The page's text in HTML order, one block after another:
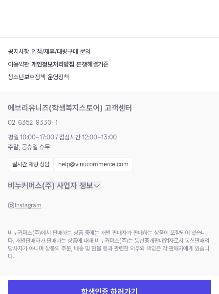
학생인증 하러가기
공지사항 입점/제휴/대량구매 문의
이용약관 개인정보처리방침 분쟁해결기준
청소년보호정책 운영정책
에브리유니즈(학생복지스토어) 고객센터
02-6352-9330~1
평일 10:00~17:00 / 점심시간 12:00~13:00
주말, 공휴일 휴무
실시간 채팅 상담 help@vinucommerce.com
비누커머스(주) 사업자 정보
Instagram
비누커머스(주)에서 판매하는 상품 중에는 개별 판매자가 판매하는 상품이 포함되어 있습니
다. 개별판매자가 판매하는 상품에 대해 비누커머스(주)는 통신중개판매업자로서 통신판매의
당사자가 아니며 상품의 주문, 배송 및 환불 등과 관련한 의무와 책임은 각 판매자에게 있습니
다.